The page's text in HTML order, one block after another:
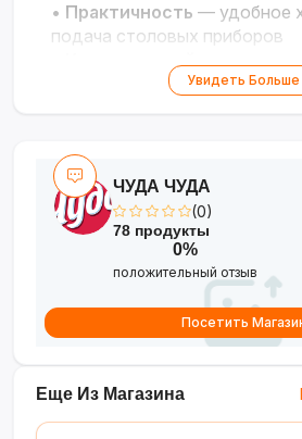
• Практичность — удобное
подача столовых приборов
Качественный материал—
вилки с зеркальнойУвидеть Больше
Еще Из Магазина
ЧУДА ЧУДА
(0)
78 продукты
0%
положительный отзыв
Посетить